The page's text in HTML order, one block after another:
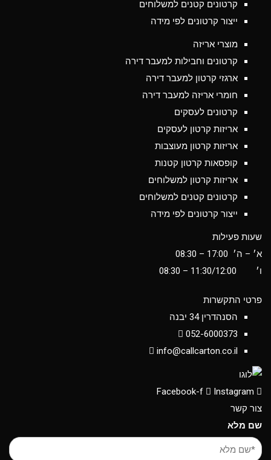
קרטונים קטנים למשלוחים
ייצור קרטונים לפי מידה
מוצרי אריזה
קרטונים וחבילות למעבר דירה
ארגזי קרטון למעבר דירה
חומרי אריזה למעבר דירה
קרטונים לעסקים
אריזות קרטון לעסקים
אריזות קרטון מעוצבות
קופסאות קרטון קטנות
אריזות קרטון למשלוחים
קרטונים קטנים למשלוחים
ייצור קרטונים לפי מידה
שעות פעילות
א׳ – ה׳ 17:00 – 08:30
ו׳ 11:30/12:00
– 08:30
פרטי התקשרות
הסנהדרין 34 יבנה
052-6000373
info@callcarton.co.il
Facebook-f
Instagram
צור קשר
שם מלא